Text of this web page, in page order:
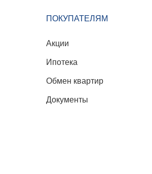
ПОКУПАТЕЛЯМ
Акции
Ипотека
Обмен квартир
Документы